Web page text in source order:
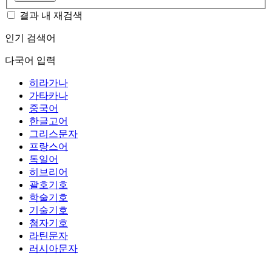
결과 내 재검색
인기 검색어
다국어 입력
히라가나
가타카나
중국어
한글고어
그리스문자
프랑스어
독일어
히브리어
괄호기호
학술기호
기술기호
첨자기호
라틴문자
러시아문자